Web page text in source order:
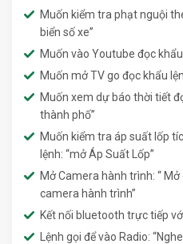
Muốn kiểm tra phạt nguội
biển số xe”
Muốn vào Youtube đọc
Muốn mở TV go đọc khẩu
Muốn xem dự báo thời tiết
thành phố”
Muốn kiểm tra áp suất lốp
lệnh: “mở Áp Suất Lốp”
Mở Camera hành trình: “
camera hành trình”
Kết nối bluetooth trực tiếp
Lệnh gọi để vào Radio: